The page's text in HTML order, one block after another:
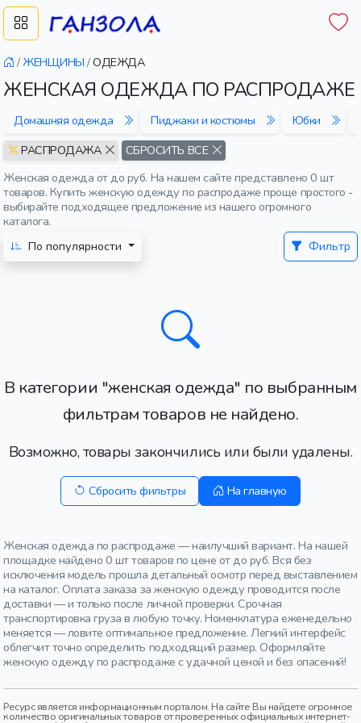
/ ЖЕНЩИНЫ /ОДЕЖДА
ЖЕНСКАЯ ОДЕЖДА ПО РАСПРОДАЖЕ
Домашняя одежда Пиджаки и костюмы Юбки
РАСПРОДАЖА
СБРОСИТЬ ВСЕ
Женская одежда от до руб. На нашем сайте представлено 0 шт
товаров. Купить женскую одежду по распродаже проще простого -
выбирайте подходящее предложение из нашего огромного
каталога.
По популярности
Фильтр
В категории "женская одежда" по выбранным
фильтрам товаров не найдено.
Возможно, товары закончились или были удалены.
Сбросить фильтры На главную
Женская одежда по распродаже — наилучший вариант. На нашей
площадке найдено 0 шт товаров по цене от до руб. Вся без
исключения модель прошла детальный осмотр перед выставлением
на каталог. Оплата заказа за женскую одежду проводится после
доставки — и только после личной проверки. Срочная
транспортировка груза в любую точку. Номенклатура еженедельно
меняется — ловите оптимальное предложение. Легкий интерфейс
облегчит точно определить подходящий размер. Оформляйте
женскую одежду по распродаже с удачной ценой и без опасений!
Ресурс является информационным порталом. На сайте Вы найдете огромное
количество оригинальных товаров от проверенных официальных интернет-